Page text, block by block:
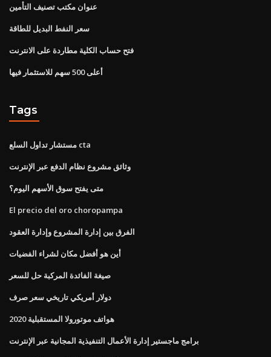
عنوان مكتب تصنيف التأمين
سعر النفط البديل للطاقة
فتح حساب الكلية مطاردة على الانترنت
أعلى 500 سهم للاستثمار فيها
Tags
مستشار تداول السلع cta
وثائق مشروع نظام الدفع عبر الإنترنت
متى يفتح سوق الأسهم اليوم؟
El precio del oro choropampa
الفرق بين إدارة المشروع وإدارة العقود
أين هو أفضل مكان لشراء الفضيات
صيغة الفائدة المركبة حل للسعر
دولار أمريكي تاريخي سعر صرف
هواتف موتورولا المستقبلية 2020
برامج ماجستير إدارة الأعمال التنفيذية المجانية عبر الإنترنت